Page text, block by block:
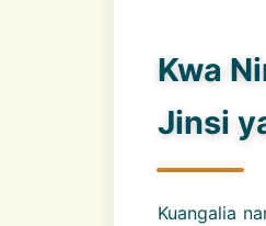
Kwa
Jinsi
Kuangalia